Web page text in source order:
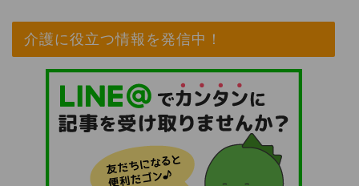
介護に役立つ情報を発信中！